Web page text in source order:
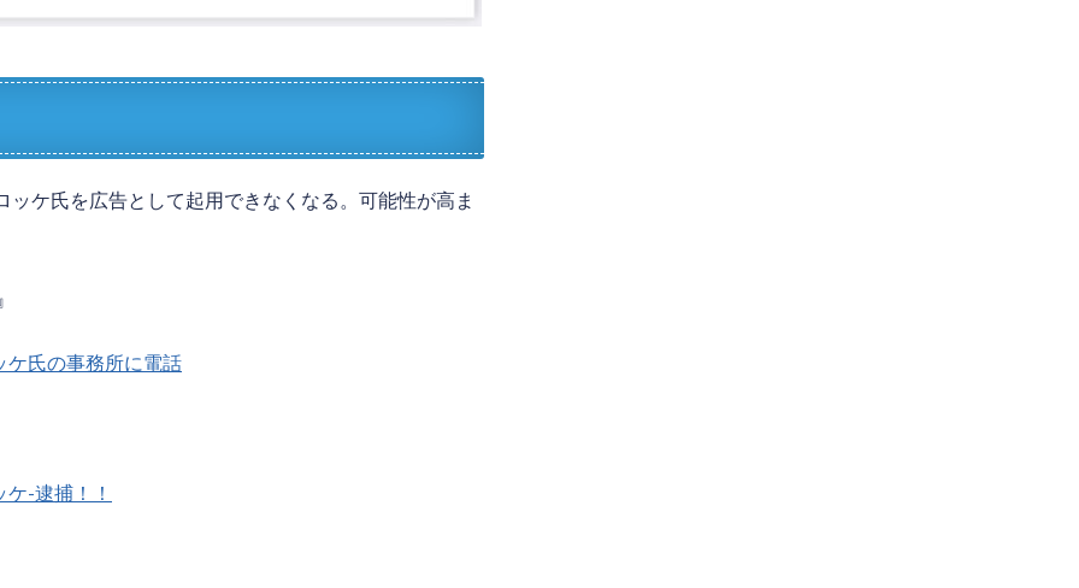
ケ氏を広告として起用できなくなる。可能性が高ま
氏の事務所に電話
-逮捕！！